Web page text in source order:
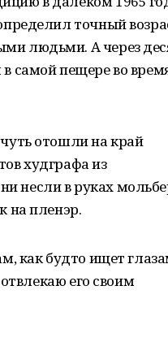
точный
людьми. А через
самой пещере во
отошли на край
худграфа из
несли в руках
на пленэр.
как будто ищет
его своим